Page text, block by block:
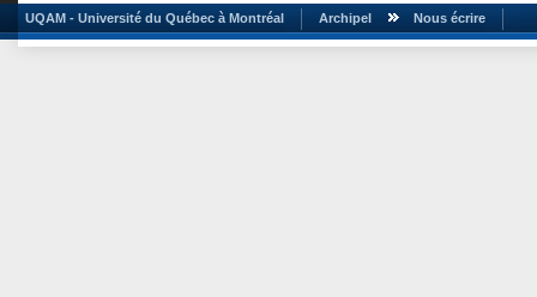
UQAM - Université du Québec à Montréal Archipel Nous écrire